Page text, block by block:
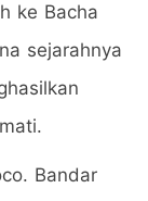
ke Bacha
sejarahnya
Bandar